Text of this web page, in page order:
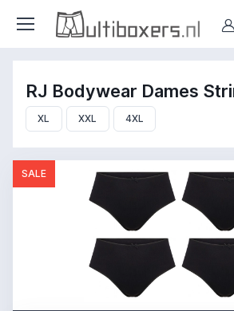
RJ Bodywear Dames
XL XXL 4XL
SALE